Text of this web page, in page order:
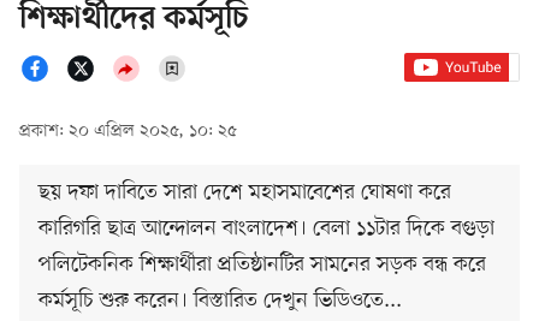
শিক্ষার্থীদের কর্মসূচি
প্রকাশ: ২০ এপ্রিল ২০২৫, ১০: ২৫
ছয় দফা দাবিতে সারা দেশে মহাসমাবেশের ঘোষণা করে
কারিগরি ছাত্র আন্দোলন বাংলাদেশ। বেলা ১১টার দিকে বগুড়া
পলিটেকনিক শিক্ষার্থীরা প্রতিষ্ঠানটির সামনের সড়ক বন্ধ করে
কর্মসূচি শুরু করেন। বিস্তারিত দেখুন ভিডিওতে...